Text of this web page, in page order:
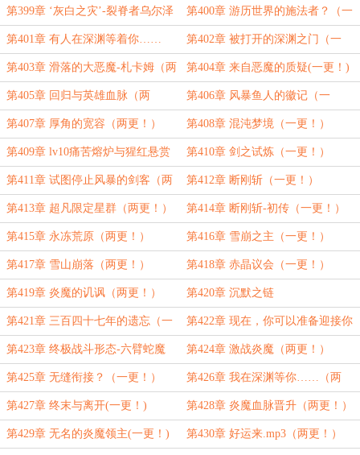
下（一更！）
第399章 ‘灰白之灾’-裂脊者乌尔泽
（两更！）
第400章 游历世界的施法者？（一
更！）
第401章 有人在深渊等着你……
（两更！）
第402章 被打开的深渊之门（一
更！）
第403章 滑落的大恶魔-札卡姆（两
更！）
第404章 来自恶魔的质疑(一更！)
第405章 回归与英雄血脉（两
更！）
第406章 风暴鱼人的徽记（一
更！）
第407章 厚角的宽容（两更！） 第408章 混沌梦境（一更！）
第409章 lv10痛苦熔炉与猩红悬赏
（两更！）
第410章 剑之试炼（一更！）
第411章 试图停止风暴的剑客（两
更！）
第412章 断刚斩（一更！）
第413章 超凡限定星群（两更！） 第414章 断刚斩-初传（一更！）
第415章 永冻荒原（两更！） 第416章 雪崩之主（一更！）
第417章 雪山崩落（两更！） 第418章 赤晶议会（一更！）
第419章 炎魔的讥讽（两更！） 第420章 沉默之链
第421章 三百四十七年的遗忘（一
更！）
第422章 现在，你可以准备迎接你
的死亡了——杀戮圣选（两更！）
第423章 终极战斗形态-六臂蛇魔
（一更！）
第424章 激战炎魔（两更！）
第425章 无缝衔接？（一更！） 第426章 我在深渊等你……（两
更！）
第427章 终末与离开(一更！) 第428章 炎魔血脉晋升（两更！）
第429章 无名的炎魔领主(一更！) 第430章 好运来.mp3（两更！）